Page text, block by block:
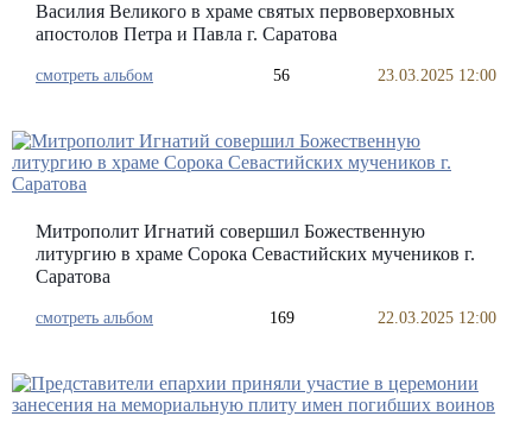
Василия Великого в храме святых первоверховных
апостолов Петра и Павла г. Саратова
смотреть альбом 56 23.03.2025 12:00
Митрополит Игнатий совершил Божественную
литургию в храме Сорока Севастийских мучеников г.
Саратова
смотреть альбом 169 22.03.2025 12:00